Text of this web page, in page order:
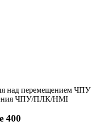
над перемещением ЧПУ
ЧПУ/ПЛК/HMI
400